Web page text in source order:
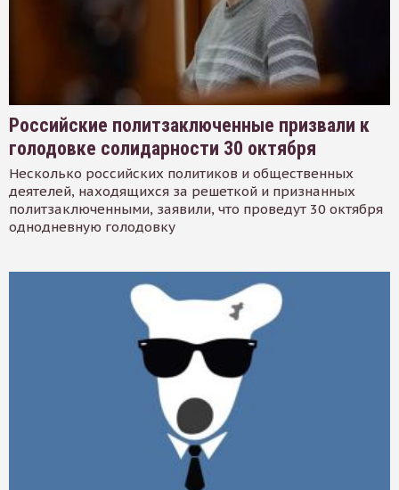
Российские политзаключенные призвали к
голодовке солидарности 30 октября
Несколько российских политиков и общественных
деятелей, находящихся за решеткой и признанных
политзаключенными, заявили, что проведут 30 октября
однодневную голодовку